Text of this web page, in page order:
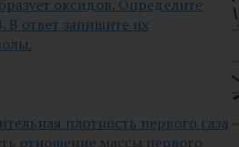
оксидов. Определите
В ответ запишите их
плотность первого газа
отношение массы первого